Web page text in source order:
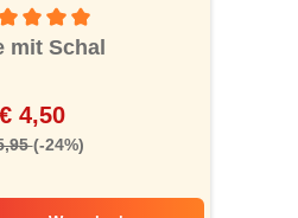
Bewertung von 5 von 5
mit Schal
€ 4,50
(-24%)